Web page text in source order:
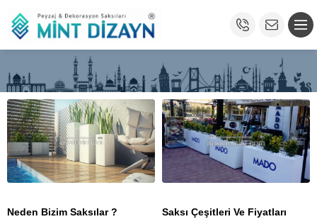
Neden Bizim Saksılar ?
Saksı Çeşitleri Ve Fiyatları